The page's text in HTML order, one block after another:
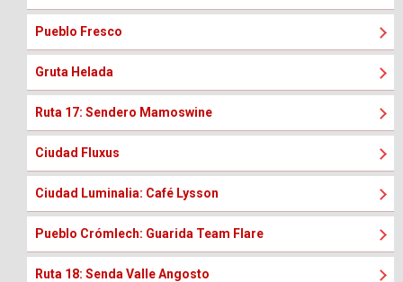
Pueblo Fresco
Gruta Helada
Ruta 17: Sendero Mamoswine
Ciudad Fluxus
Ciudad Luminalia: Café Lysson
Pueblo Crómlech: Guarida Team Flare
Ruta 18: Senda Valle Angosto